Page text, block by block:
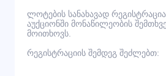
ლოტების სანახავად
აუქციონში მონაწილეობის
მოითხოვს.
რეგისტრაციის შემდეგ შეძლებთ: